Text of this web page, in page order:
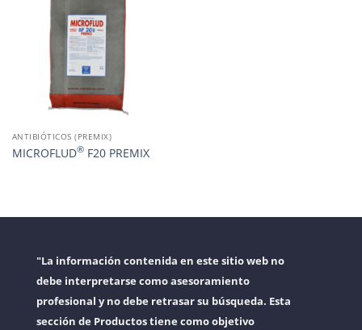
ANTIBIÓTICOS (PREMIX)
MICROFLUD®F20 PREMIX
"La información contenida en este sitio web no
debe interpretarse como asesoramiento
profesional y no debe retrasar su búsqueda. Esta
sección de Productos tiene como objetivo